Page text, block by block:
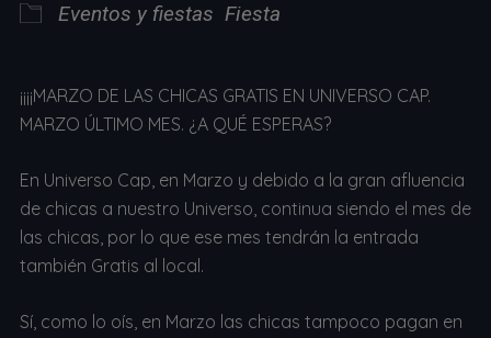
Eventos y fiestas Fiesta
¡¡¡¡MARZO DE LAS CHICAS GRATIS EN UNIVERSO CAP.
MARZO ÚLTIMO MES. ¿A QUÉ ESPERAS?
En Universo Cap, en Marzo y debido a la gran afluencia
de chicas a nuestro Universo, continua siendo el mes de
las chicas, por lo que ese mes tendrán la entrada
también Gratis al local.
Sí, como lo oís, en Marzo las chicas tampoco pagan en